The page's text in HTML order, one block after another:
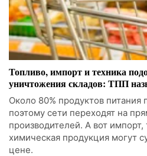
Топливо, импорт и техника
уничтожения складов: ТПП
Около 80% продуктов питания
поэтому сети переходят на
производителей. А вот импорт,
химическая продукция могут
цене.